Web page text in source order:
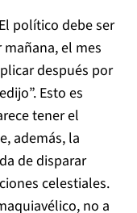
político debe ser
el mes
después por
Esto es
tener el
además, la
de disparar
celestiales.
no a